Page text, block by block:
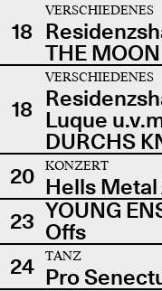
18
VERSCHIEDENES
THE MOON
18
VERSCHIEDENES
Luque
DURCHS
20
KONZERT
Hells Metal
23 YOUNG
Offs
24
TANZ
Pro